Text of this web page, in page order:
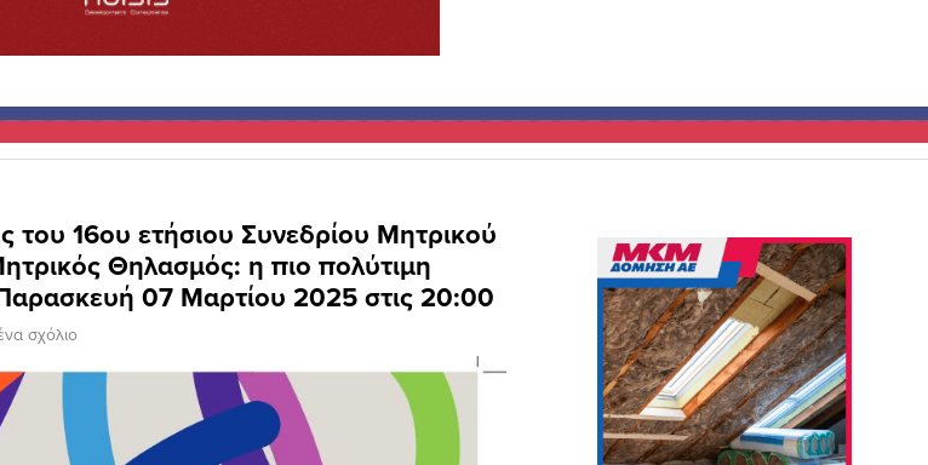
του 16ου ετήσιου Συνεδρίου Μητρικού
Θηλασμός: η πιο πολύτιμη
07 Μαρτίου 2025 στις 20:00
σχόλιο